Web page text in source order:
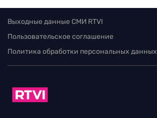
Выходные данные СМИ RTVI
Пользовательское соглашение
Политика обработки персональных данных